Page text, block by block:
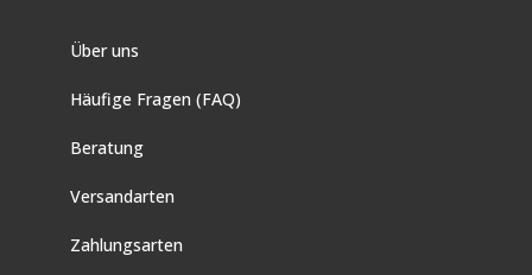
Über uns
Häufige Fragen (FAQ)
Beratung
Versandarten
Zahlungsarten